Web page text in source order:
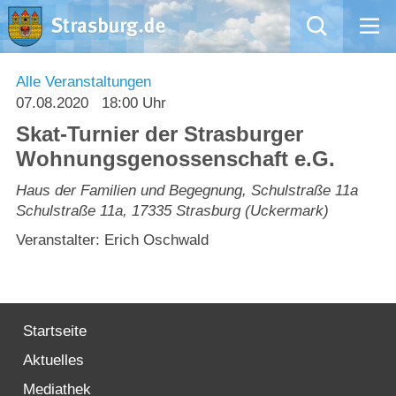
Mängelmeldung
Rathaus
Natur – Kultur – Tourismus
Kommentarrichtlinien und Netiquette für unsere Social Media-Kanäle
Willkommen in Strasburg (Uckermark)
Alle Veranstaltungen
07.08.2020
18:00 Uhr
Skat-Turnier der Strasburger
Wohnungsgenossenschaft e.G.
Haus der Familien und Begegnung, Schulstraße 11a
Schulstraße 11a,17335 Strasburg (Uckermark)
Veranstalter: Erich Oschwald
Startseite
Aktuelles
Mediathek